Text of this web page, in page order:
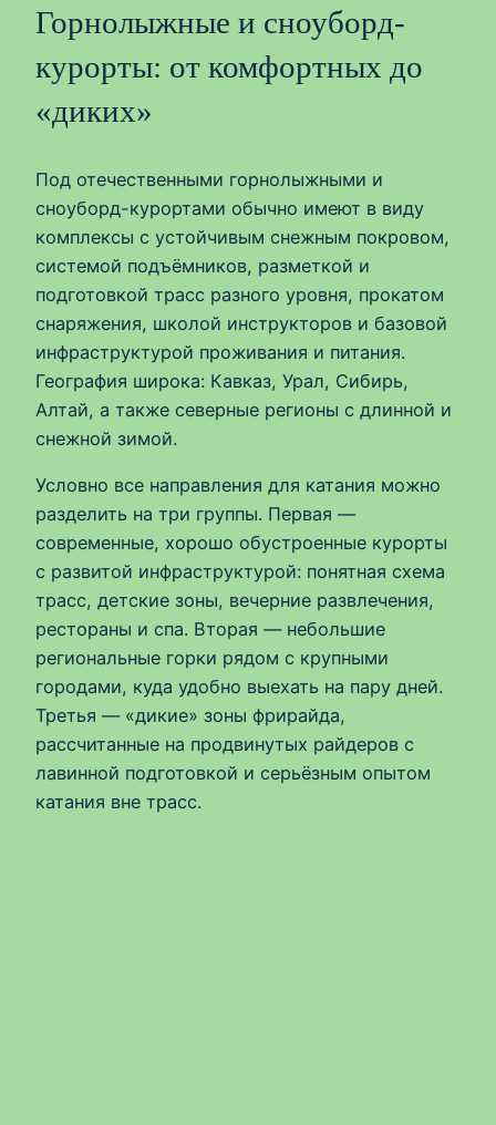
Горнолыжные и сноуборд-
курорты: от комфортных до
«диких»
Под отечественными горнолыжными и
сноуборд-курортами обычно имеют в виду
комплексы с устойчивым снежным покровом,
системой подъёмников, разметкой и
подготовкой трасс разного уровня, прокатом
снаряжения, школой инструкторов и базовой
инфраструктурой проживания и питания.
География широка: Кавказ, Урал, Сибирь,
Алтай, а также северные регионы с длинной и
снежной зимой.
Условно все направления для катания можно
разделить на три группы. Первая —
современные, хорошо обустроенные курорты
с развитой инфраструктурой: понятная схема
трасс, детские зоны, вечерние развлечения,
рестораны и спа. Вторая — небольшие
региональные горки рядом с крупными
городами, куда удобно выехать на пару дней.
Третья — «дикие» зоны фрирайда,
рассчитанные на продвинутых райдеров с
лавинной подготовкой и серьёзным опытом
катания вне трасс.